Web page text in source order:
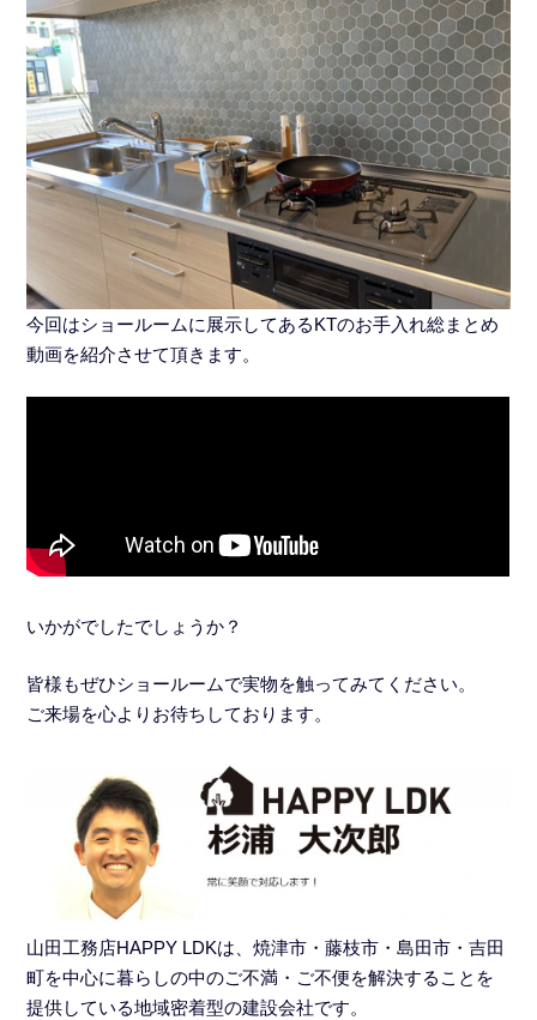
今回はショールームに展示してあるKTのお手入れ総まとめ
動画を紹介させて頂きます。
いかがでしたでしょうか？
皆様もぜひショールームで実物を触ってみてください。
ご来場を心よりお待ちしております。
山田工務店HAPPY LDKは、焼津市・藤枝市・島田市・吉田
町を中心に暮らしの中のご不満・ご不便を解決することを
提供している地域密着型の建設会社です。